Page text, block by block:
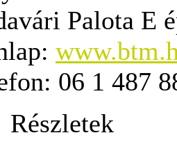
Palota E
06 1 487
Részletek